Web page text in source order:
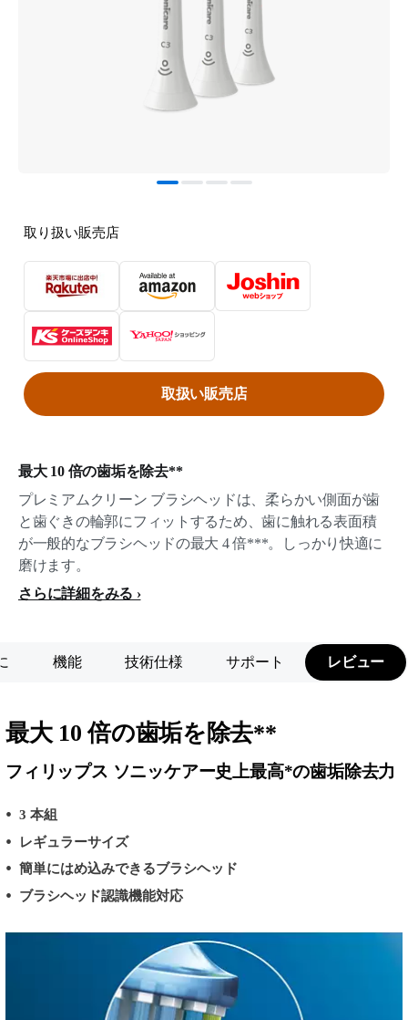
最大 10 倍の歯垢を除去**
プレミアムクリーン ブラシヘッドは、柔らかい側面が歯
と歯ぐきの輪郭にフィットするため、歯に触れる表面積
が一般的なブラシヘッドの最大 4 倍***。しっかり快適に
磨けます。
さらに詳細をみる
取り扱い販売店
取扱い販売店
機能 技術仕様 サポート レビュー
最大 10 倍の歯垢を除去**
フィリップス ソニッケアー史上最高*の歯垢除去力
3 本組
レギュラーサイズ
簡単にはめ込みできるブラシヘッド
ブラシヘッド認識機能対応